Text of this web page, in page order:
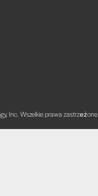
Inc. Wszelkie prawa zastrzeżone